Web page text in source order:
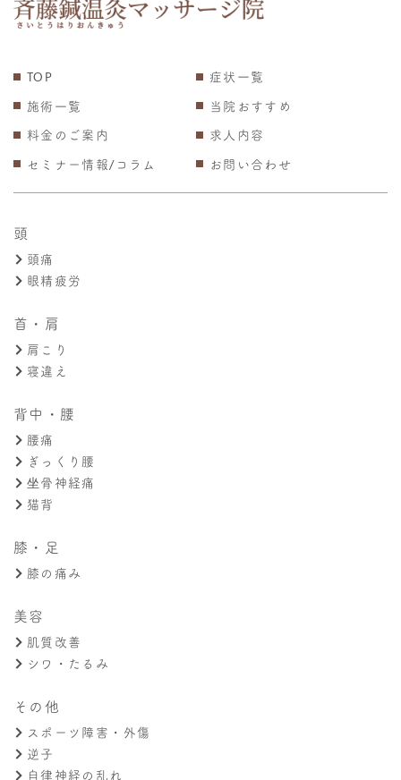
TOP
症状一覧
施術一覧
当院おすすめ
料金のご案内
求人内容
セミナー情報/コラム
お問い合わせ
頭
頭痛
眼精疲労
首・肩
肩こり
寝違え
背中・腰
腰痛
ぎっくり腰
坐骨神経痛
猫背
膝・足
膝の痛み
美容
肌質改善
シワ・たるみ
その他
スポーツ障害・外傷
逆子
自律神経の乱れ